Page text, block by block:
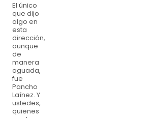
El único
que dijo
algo en
esta
dirección,
aunque
de
manera
aguada,
fue
Pancho
Laínez. Y
ustedes,
quienes